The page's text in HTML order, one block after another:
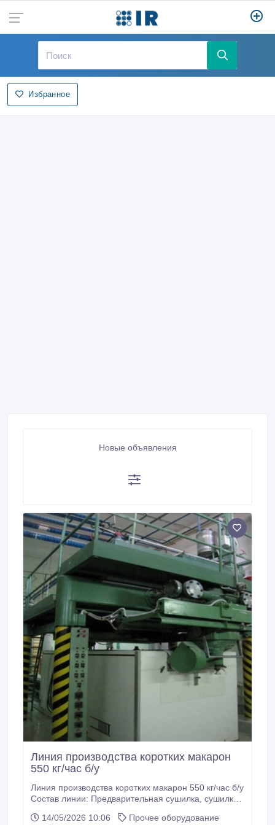
Избранное
Новые объявления
Линия производства коротких макарон
550 кг/час б/у
Линия производства коротких макарон 550 кг/час б/у
Состав линии: Предварительная сушилка, сушилка
машины Опции В наличии есть предложения так-же
14/05/2026 10:06
Прочее оборудование